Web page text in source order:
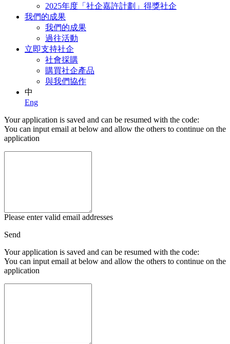
2025年度「社企嘉許計劃」得獎社企
我們的成果
我們的成果
過往活動
立即支持社企
社會採購
購買社企產品
與我們協作
中
Eng
Your application is saved and can be resumed with the code:
You can input email at below and allow the others to continue on the
application
Please enter valid email addresses
Send
Your application is saved and can be resumed with the code:
You can input email at below and allow the others to continue on the
application